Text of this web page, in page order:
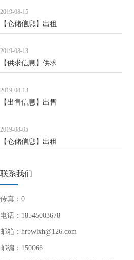
2019-08-15
【仓储信息】出租
2019-08-13
【供求信息】供求
2019-08-13
【出售信息】出售
2019-08-05
【仓储信息】出租
联系我们
传真：0
电话：18545003678
邮箱：hrbwlxh@126.com
邮编：150066